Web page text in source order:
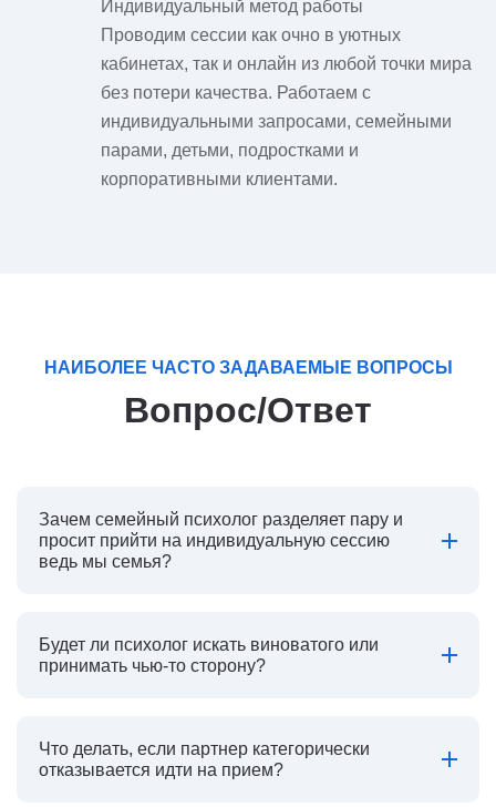
Индивидуальный метод работы
Проводим сессии как очно в уютных
кабинетах, так и онлайн из любой точки мира
без потери качества. Работаем с
индивидуальными запросами, семейными
парами, детьми, подростками и
корпоративными клиентами.
НАИБОЛЕЕ ЧАСТО ЗАДАВАЕМЫЕ ВОПРОСЫ
Вопрос/Ответ
Зачем семейный психолог разделяет пару и
просит прийти на индивидуальную сессию
ведь мы семья?
Будет ли психолог искать виноватого или
принимать чью-то сторону?
Что делать, если партнер категорически
отказывается идти на прием?